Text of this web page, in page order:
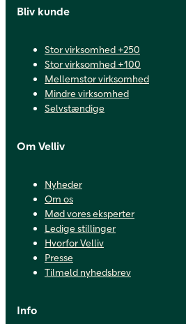
Bliv kunde
Stor virksomhed +250
Stor virksomhed +100
Mellemstor virksomhed
Mindre virksomhed
Selvstændige
Om Velliv
Nyheder
Om os
Mød vores eksperter
Ledige stillinger
Hvorfor Velliv
Presse
Tilmeld nyhedsbrev
Info